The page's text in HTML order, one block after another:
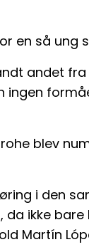
en så ung
andet
ingen
blev
i den
ikke
Martín